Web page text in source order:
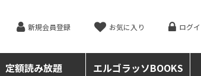
新規会員登録 お気に入り ログ
定額読み放題 エルゴラッソBOOKS